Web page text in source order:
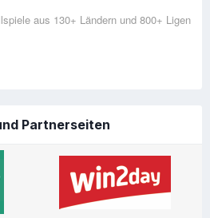
aus 130+ Ländern und 800+ Ligen
Partnerseiten